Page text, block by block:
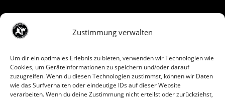
Zustimmung verwalten
Um dir ein optimales Erlebnis zu bieten, verwenden wir Technologien wie
Cookies, um Geräteinformationen zu speichern und/oder darauf
zuzugreifen. Wenn du diesen Technologien zustimmst, können wir Daten
wie das Surfverhalten oder eindeutige IDs auf dieser Website
verarbeiten. Wenn du deine Zustimmung nicht erteilst oder zurückziehst,